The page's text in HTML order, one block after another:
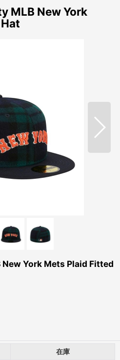
MLB New York
New York Mets Plaid Fitted
在庫